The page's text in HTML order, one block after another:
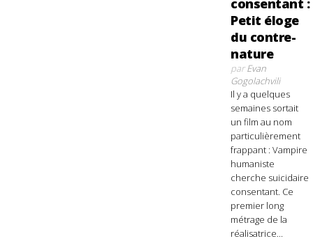
consentant :
Petit éloge
du contre-
nature
parEvan
Gogolachvili
Il y a quelques
semaines sortait
un film au nom
particulièrement
frappant : Vampire
humaniste
cherche suicidaire
consentant. Ce
premier long
métrage de la
réalisatrice...